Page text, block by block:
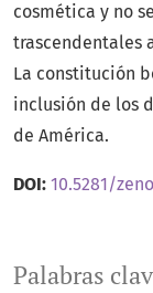
Palabras
cosmética y no
trascendentales
La constitución
inclusión de los
de América.
DOI: 10.5281/